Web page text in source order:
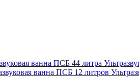
ванна ПСБ 44 литра
ванна ПСБ 12 литров